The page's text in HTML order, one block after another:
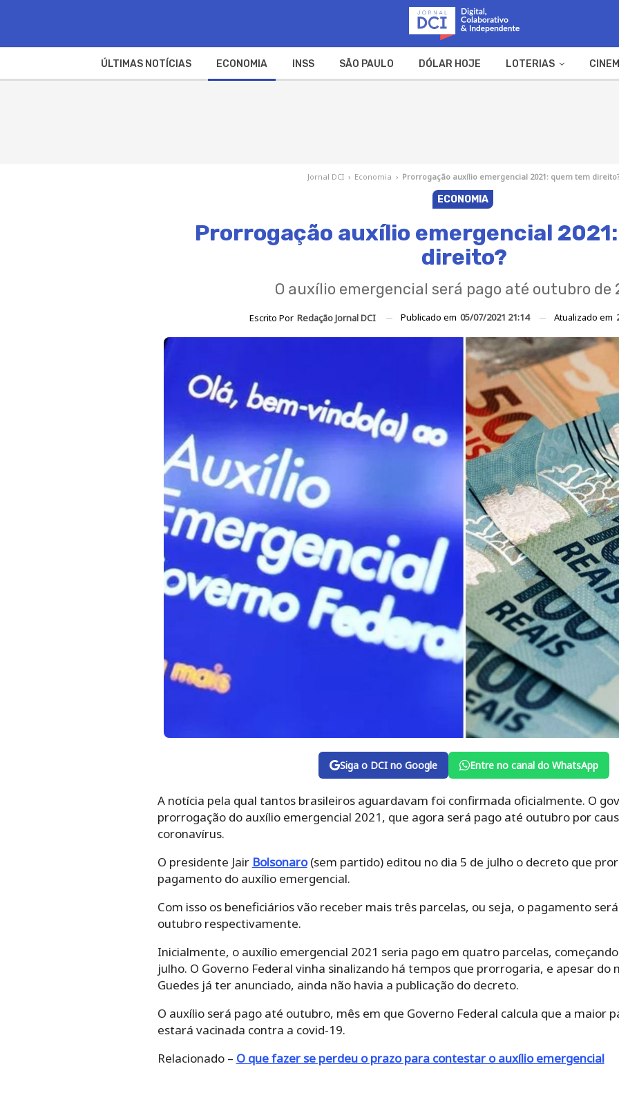
ÚLTIMAS NOTÍCIAS ECONOMIA INSS SÃO PAULO DÓLAR HOJE LOTERIAS
Jornal DCI › Economia › Prorrogação auxílio emergencial 2021: quem tem
ECONOMIA
Prorrogação auxílio emergencial
direito?
O auxílio emergencial será pago até outubro de
Escrito Por Redação Jornal DCI Publicado em 05/07/2021 21:14 Atualizado em
Siga o DCI no Google Entre no canal do WhatsApp
A notícia pela qual tantos brasileiros aguardavam foi confirmada oficialmente. O
prorrogação do auxílio emergencial 2021, que agora será pago até outubro por
coronavírus.
O presidente Jair Bolsonaro(sem partido) editou no dia 5 de julho o decreto que
pagamento do auxílio emergencial.
Com isso os beneficiários vão receber mais três parcelas, ou seja, o pagamento
outubro respectivamente.
Inicialmente, o auxílio emergencial 2021 seria pago em quatro parcelas,
julho. O Governo Federal vinha sinalizando há tempos que prorrogaria, e apesar do
Guedes já ter anunciado, ainda não havia a publicação do decreto.
O auxílio será pago até outubro, mês em que Governo Federal calcula que a maior
estará vacinada contra a covid-19.
Relacionado – O que fazer se perdeu o prazo para contestar o auxílio emergencial